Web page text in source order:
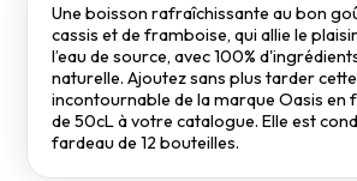
Une boisson rafraîchissante au bon
cassis et de framboise, qui allie le
l’eau de source, avec 100%
naturelle. Ajoutez sans plus tarder
incontournable de la marque Oasis en
de 50cL à votre catalogue. Elle est
fardeau de 12 bouteilles.